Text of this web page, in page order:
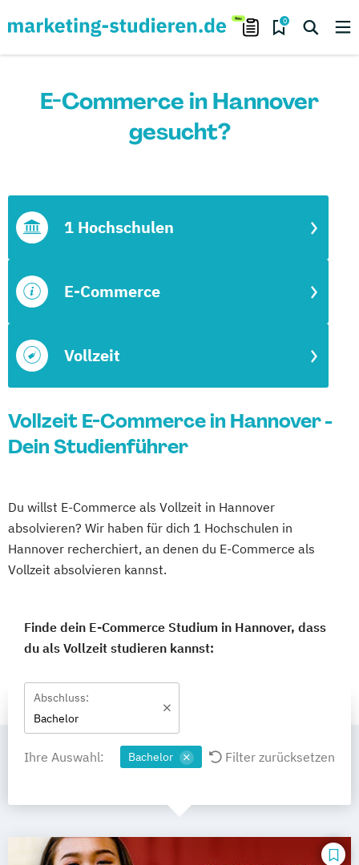
0
E-Commerce in Hannover
gesucht?
Vollzeit
E-Commerce
1 Hochschulen
Vollzeit E-Commerce in Hannover -
Dein Studienführer
Du willst E-Commerce als Vollzeit in Hannover
absolvieren? Wir haben für dich 1 Hochschulen in
Hannover recherchiert, an denen du E-Commerce als
Vollzeit absolvieren kannst.
Finde dein E-Commerce Studium in Hannover, dass
du als Vollzeit studieren kannst:
Abschluss:
Bachelor
Ihre Auswahl: Bachelor Filter zurücksetzen